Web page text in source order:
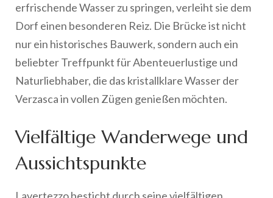
erfrischende Wasser zu springen, verleiht sie dem
Dorf einen besonderen Reiz. Die Brücke ist nicht
nur ein historisches Bauwerk, sondern auch ein
beliebter Treffpunkt für Abenteuerlustige und
Naturliebhaber, die das kristallklare Wasser der
Verzasca in vollen Zügen genießen möchten.
Vielfältige Wanderwege und
Aussichtspunkte